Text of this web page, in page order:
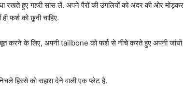
रखते हुए गहरी सांस लें. अपने पैरों की उंगलियों को अंदर की ओर मोड़कर
फर्श को छूनी चाहिए.
करने के लिए, अपनी tailbone को फर्श से नीचे करते हुए अपनी जांघों
हिस्से को सहारा देने वाली एक प्लेट है.